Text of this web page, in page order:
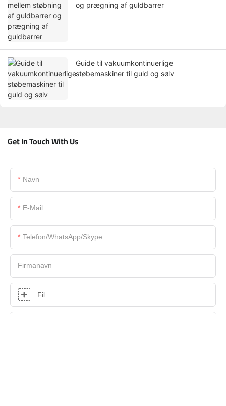
og prægning af guldbarrer
Guide til vakuumkontinuerlige
støbemaskiner til guld og sølv
Get In Touch With Us
Navn
E-Mail.
Telefon/WhatsApp/Skype
Firmanavn
Fil